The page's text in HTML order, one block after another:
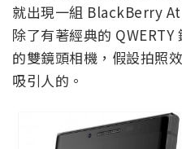
就出現一組 BlackBerry
除了有著經典的
的雙鏡頭相機，假設拍照
吸引人的。